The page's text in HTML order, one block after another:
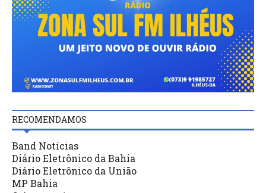
RECOMENDAMOS
Band Notícias
Diário Eletrônico da Bahia
Diário Eletrônico da União
MP Bahia